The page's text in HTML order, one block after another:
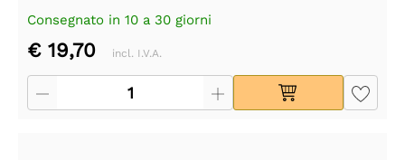
Consegnato in 10 a 30 giorni
€ 19,70 incl. I.V.A.